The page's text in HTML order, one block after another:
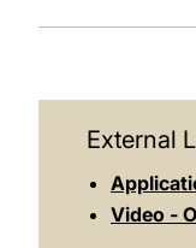
External
Video -